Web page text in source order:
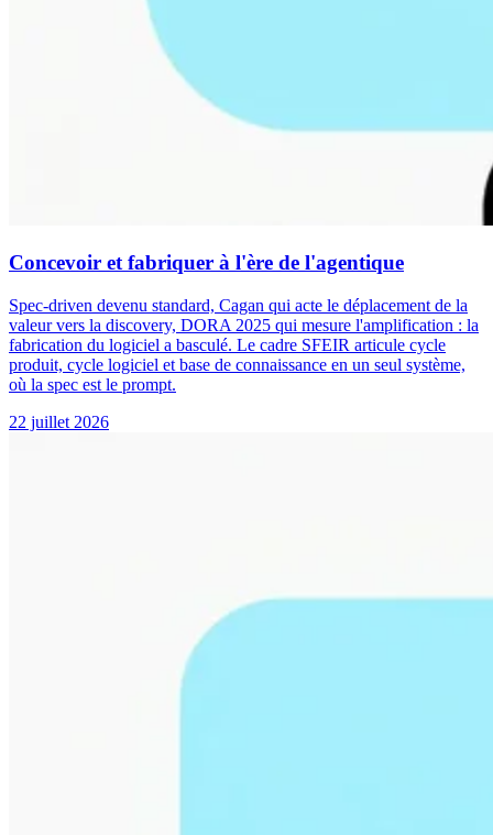
Concevoir et fabriquer à l'ère de l'agentique
Spec-driven devenu standard, Cagan qui acte le déplacement de la
valeur vers la discovery, DORA 2025 qui mesure l'amplification : la
fabrication du logiciel a basculé. Le cadre SFEIR articule cycle
produit, cycle logiciel et base de connaissance en un seul système,
où la spec est le prompt.
22 juillet 2026